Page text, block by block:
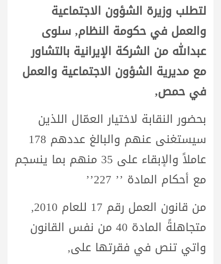
لتطلب وزيرة الشؤون الاجتماعية
والعمل في حكومة النظام, سلوى
عبدالله من الشركة الإيرانية بالتشاور
مع مديرية الشؤون الاجتماعية والعمل
في حمص,
بحضور النقابة لاختيار العمّال اللذين
سيستغنى عنهم والبالغ عددهم 178
عاملاً والإبقاء على 35 منهم بما ينسجم
مع أحكام المادة ’’ 227’’
من قانون العمل رقم 17 للعام 2010,
متجاهلةً المادة 40 من نفس القانون
واتي تنص في فقرتها على,